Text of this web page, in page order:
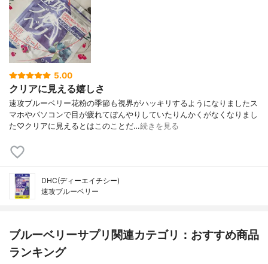
5.00
クリアに見える嬉しさ
速攻ブルーベリー花粉の季節も視界がハッキリするようになりましたス
マホやパソコンで目が疲れてぼんやりしていたりんかくがなくなりまし
た♡クリアに見えるとはこのことだ…続きを見る
DHC(ディーエイチシー)
速攻ブルーベリー
ブルーベリーサプリ関連カテゴリ：おすすめ商品
ランキング